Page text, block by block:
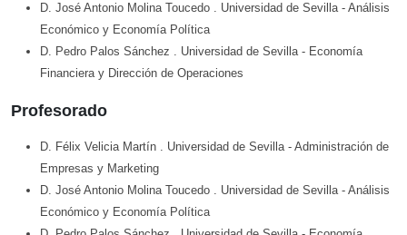
D. José Antonio Molina Toucedo . Universidad de Sevilla - Análisis
Económico y Economía Política
D. Pedro Palos Sánchez . Universidad de Sevilla - Economía
Financiera y Dirección de Operaciones
Profesorado
D. Félix Velicia Martín . Universidad de Sevilla - Administración de
Empresas y Marketing
D. José Antonio Molina Toucedo . Universidad de Sevilla - Análisis
Económico y Economía Política